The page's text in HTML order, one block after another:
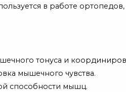
в работе
тонуса и
мышечного чувства.
способности мышц.